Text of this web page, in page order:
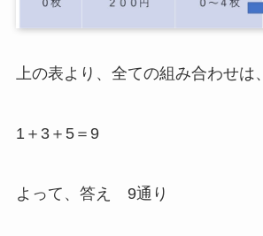
上の表より、全ての組み合わせは、
1＋3＋5＝9
よって、答え 9通り